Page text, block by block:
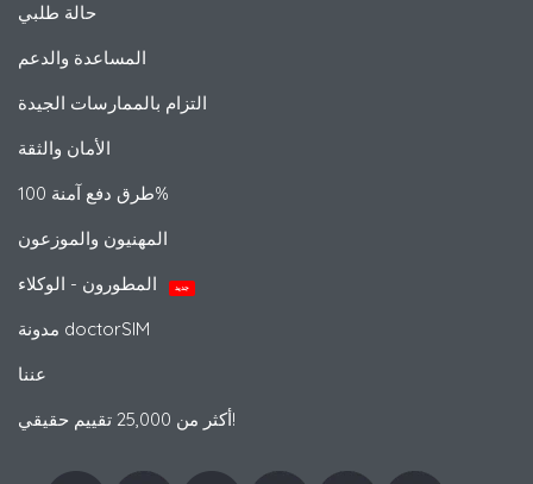
حالة طلبي
المساعدة والدعم
التزام بالممارسات الجيدة
الأمان والثقة
طرق دفع آمنة 100%
المهنيون والموزعون
جديد
مدونة doctorSIM
عننا
أكثر من 25,000 تقييم حقيقي!